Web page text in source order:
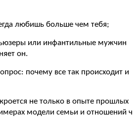
любишь больше чем тебя;
или инфантильные мужчин
он.
почему все так происходит и
не только в опыте прошлых
модели семьи и отношений ч